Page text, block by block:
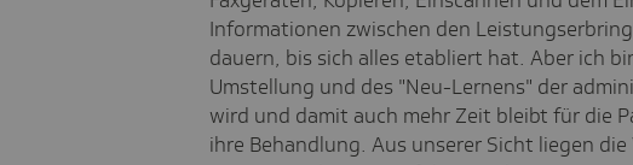
Informationen zwischen den
dauern, bis sich alles etabliert hat. Aber ich
Umstellung und des "Neu-Lernens" der
wird und damit auch mehr Zeit bleibt für die
ihre Behandlung. Aus unserer Sicht liegen